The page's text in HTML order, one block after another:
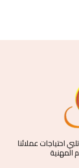
احتياجات عملائنا